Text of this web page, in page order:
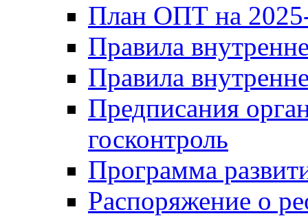
План ОПТ на
Правила
Правила
Предписания
госконтроль
Программа
Распоряжение о